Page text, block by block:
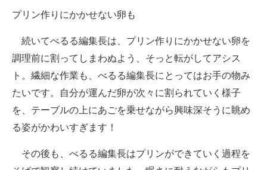
プリン作りにかかせない卵も
続いてべるる編集長は、プリン作りにかかせない卵を
調理前に割ってしまわぬよう、そっと転がしてアシス
ト。繊細な作業も、べるる編集長にとってはお手の物み
たいです。自分が運んだ卵が次々に割られていく様子
を、テーブルの上にあごを乗せながら興味深そうに眺め
る姿がかわいすぎます！
その後も、べるる編集長はプリンができていく過程を